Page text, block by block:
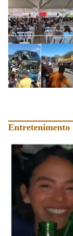
Entretenimento